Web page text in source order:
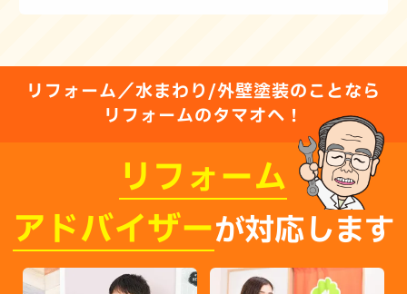
リフォーム／水まわり/外壁塗装のことなら
リフォームのタマオへ！
リフォーム
アドバイザーが対応します